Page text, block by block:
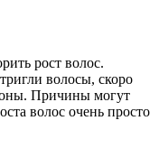
рост волос.
волосы, скоро
Причины могут
волос очень просто